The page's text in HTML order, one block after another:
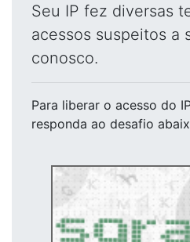
Seu IP fez diversas
acessos suspeitos a
conosco.
Para liberar o acesso do
responda ao desafio